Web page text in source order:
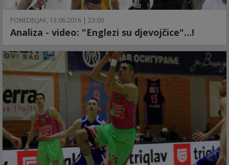
PONEDELJAK, 13.06.2016 | 23:00
Analiza - video: "Englezi su djevojčice"...!